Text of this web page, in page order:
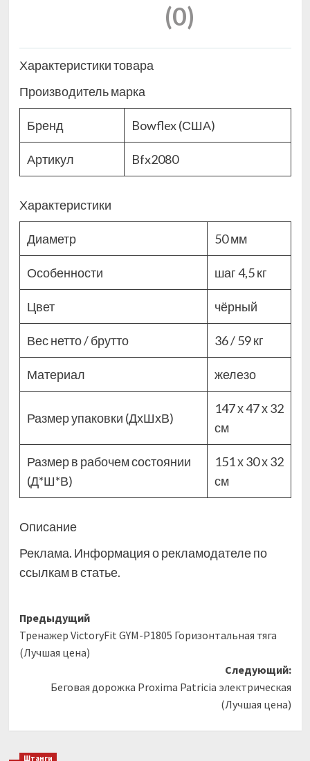
(0)
Характеристики товара
Производитель марка
Бренд Bowflex (США)
Артикул Bfx2080
Характеристики
Диаметр 50 мм
Особенности шаг 4,5 кг
Цвет чёрный
Вес нетто / брутто 36 / 59 кг
Материал железо
Размер упаковки (ДхШхВ)
147 х 47 х 32
см
Размер в рабочем состоянии
(Д*Ш*В)
151 х 30 х 32
см
Описание
Реклама. Информация о рекламодателе по
ссылкам в статье.
Навигация
записи
Предыдущий
Тренажер VictoryFit GYM-P1805 Горизонтальная тяга
(Лучшая цена)
Следующий:
Беговая дорожка Proxima Patricia электрическая
(Лучшая цена)
Штанги